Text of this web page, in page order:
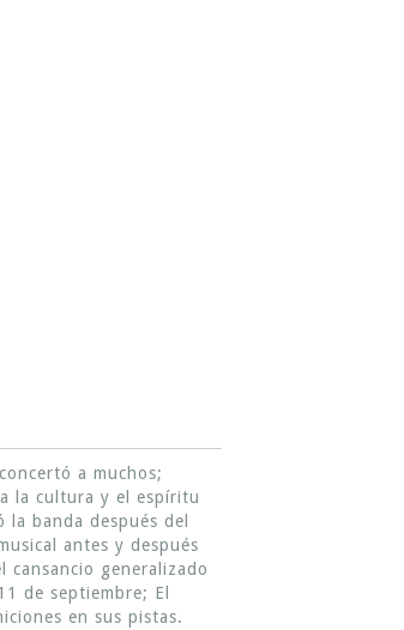
a muchos;
la cultura y el espíritu
banda después del
antes y después
generalizado
de septiembre; El
en sus pistas.